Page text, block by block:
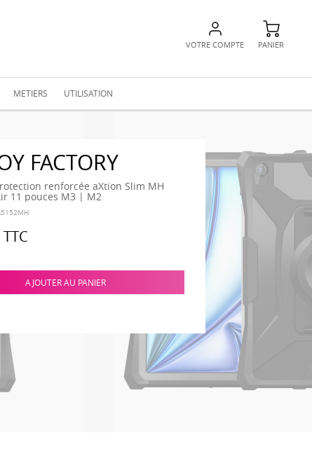
VOTRE COMPTE PANIER
METIERS UTILISATION
FACTORY
renforcée aXtion Slim MH
11 pouces M3 | M2
TTC
AJOUTER AU PANIER